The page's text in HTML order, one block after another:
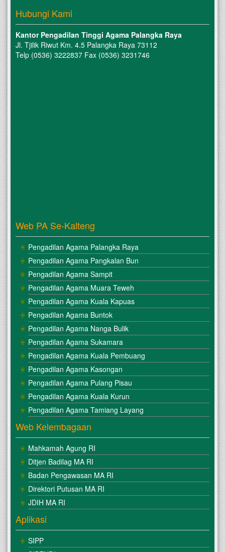
Hubungi Kami
Kantor Pengadilan Tinggi Agama Palangka Raya
Jl. Tjilik Riwut Km. 4.5 Palangka Raya 73112
Telp (0536) 3222837 Fax (0536) 3231746
Web PA Se-Kalteng
Pengadilan Agama Palangka Raya
Pengadilan Agama Pangkalan Bun
Pengadilan Agama Sampit
Pengadilan Agama Muara Teweh
Pengadilan Agama Kuala Kapuas
Pengadilan Agama Buntok
Pengadilan Agama Nanga Bulik
Pengadilan Agama Sukamara
Pengadilan Agama Kuala Pembuang
Pengadilan Agama Kasongan
Pengadilan Agama Pulang Pisau
Pengadilan Agama Kuala Kurun
Pengadilan Agama Tamiang Layang
Web Kelembagaan
Mahkamah Agung RI
Ditjen Badilag MA RI
Badan Pengawasan MA RI
Direktori Putusan MA RI
JDIH MA RI
Aplikasi
SIPP